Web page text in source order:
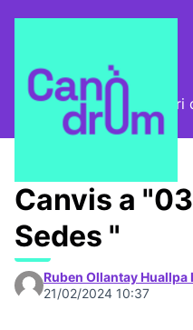
Cromos digitals del barri
🦊 Cromos digitals
Canvis a
Sedes "
Ruben Ollantay Huallpa
21/02/2024 10:37